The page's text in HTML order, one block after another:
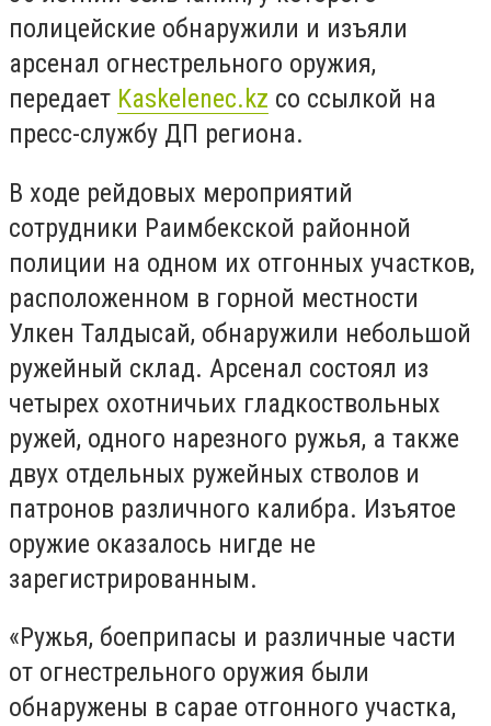
полицейские обнаружили и изъяли
арсенал огнестрельного оружия,
передает Kaskelenec.kz со ссылкой на
пресс-службу ДП региона.
В ходе рейдовых мероприятий
сотрудники Раимбекской районной
полиции на одном их отгонных участков,
расположенном в горной местности
Улкен Талдысай, обнаружили небольшой
ружейный склад. Арсенал состоял из
четырех охотничьих гладкоствольных
ружей, одного нарезного ружья, а также
двух отдельных ружейных стволов и
патронов различного калибра. Изъятое
оружие оказалось нигде не
зарегистрированным.
«Ружья, боеприпасы и различные части
от огнестрельного оружия были
обнаружены в сарае отгонного участка,